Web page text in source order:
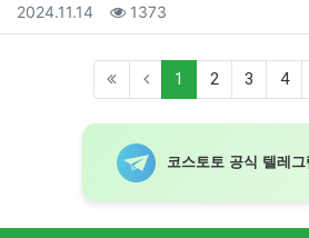
등록일
2024.11.14 조회
1373
1 (current)
2 3 4
코스토토 공식 텔레